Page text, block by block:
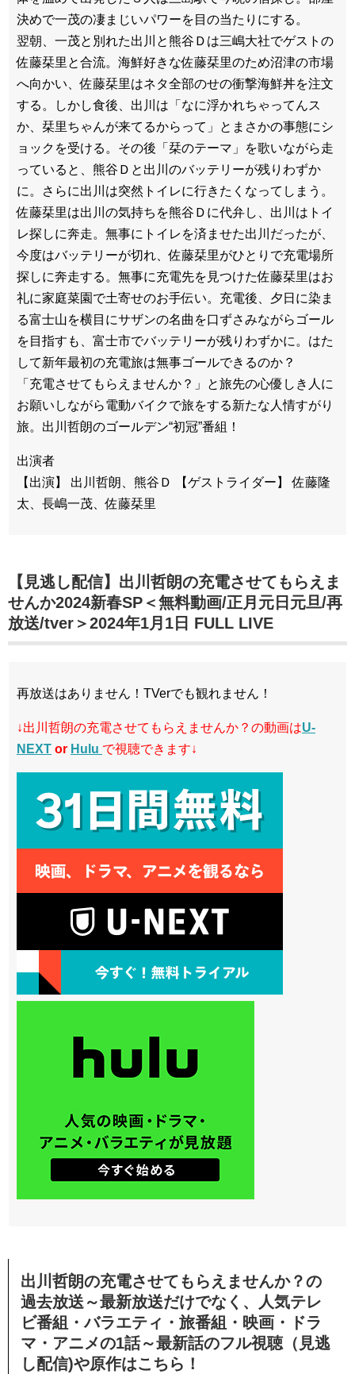
決めで一茂の凄まじいパワーを目の当たりにする。
翌朝、一茂と別れた出川と熊谷Ｄは三嶋大社でゲストの
佐藤栞里と合流。海鮮好きな佐藤栞里のため沼津の市場
へ向かい、佐藤栞里はネタ全部のせの衝撃海鮮丼を注文
する。しかし食後、出川は「なに浮かれちゃってんス
か、栞里ちゃんが来てるからって」とまさかの事態にシ
ョックを受ける。その後「栞のテーマ」を歌いながら走
っていると、熊谷Ｄと出川のバッテリーが残りわずか
に。さらに出川は突然トイレに行きたくなってしまう。
佐藤栞里は出川の気持ちを熊谷Ｄに代弁し、出川はトイ
レ探しに奔走。無事にトイレを済ませた出川だったが、
今度はバッテリーが切れ、佐藤栞里がひとりで充電場所
探しに奔走する。無事に充電先を見つけた佐藤栞里はお
礼に家庭菜園で土寄せのお手伝い。充電後、夕日に染ま
る富士山を横目にサザンの名曲を口ずさみながらゴール
を目指すも、富士市でバッテリーが残りわずかに。はた
して新年最初の充電旅は無事ゴールできるのか？
「充電させてもらえませんか？」と旅先の心優しき人に
お願いしながら電動バイクで旅をする新たな人情すがり
旅。出川哲朗のゴールデン“初冠”番組！
出演者
【出演】 出川哲朗、熊谷Ｄ 【ゲストライダー】 佐藤隆
太、長嶋一茂、佐藤栞里
【見逃し配信】出川哲朗の充電させてもらえま
せんか2024新春SP＜無料動画/正月元日元旦/再
放送/tver＞2024年1月1日 FULL LIVE
再放送はありません！TVerでも観れません！
↓出川哲朗の充電させてもらえませんか？ の動画はU-
NEXT or Hulu で視聴できます↓
出川哲朗の充電させてもらえませんか？の
過去放送～最新放送だけでなく、人気テレ
ビ番組・バラエティ・旅番組・映画・ドラ
マ・アニメの1話～最新話のフル視聴（見逃
し配信)や原作はこちら！